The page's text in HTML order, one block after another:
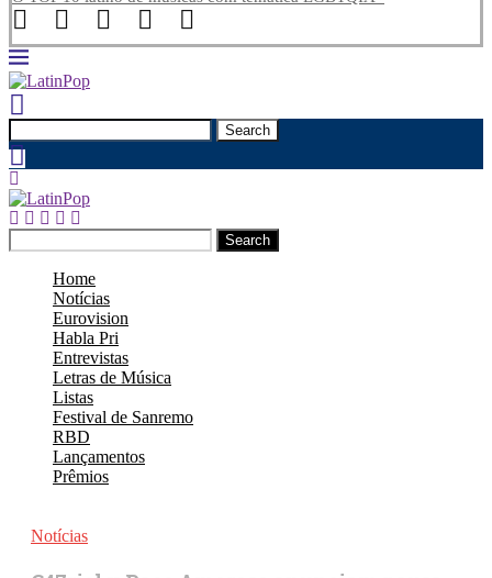
Search
Search
Home
Notícias
Eurovision
Habla Pri
Entrevistas
Letras de Música
Listas
Festival de Sanremo
RBD
Lançamentos
Prêmios
Notícias